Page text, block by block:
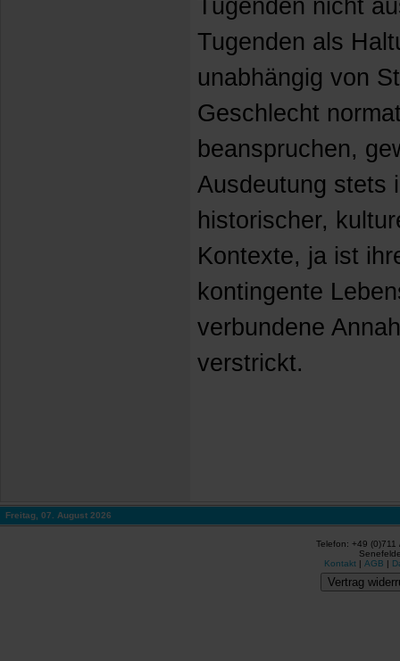
Tugenden nicht
Tugenden als
unabhängig von
Geschlecht
beanspruchen,
Ausdeutung stets
historischer,
Kontexte, ja ist
kontingente
verbundene
verstrickt.
Freitag, 07. August 2026
Telefon: +49
Kontakt | AGB |
Vertrag